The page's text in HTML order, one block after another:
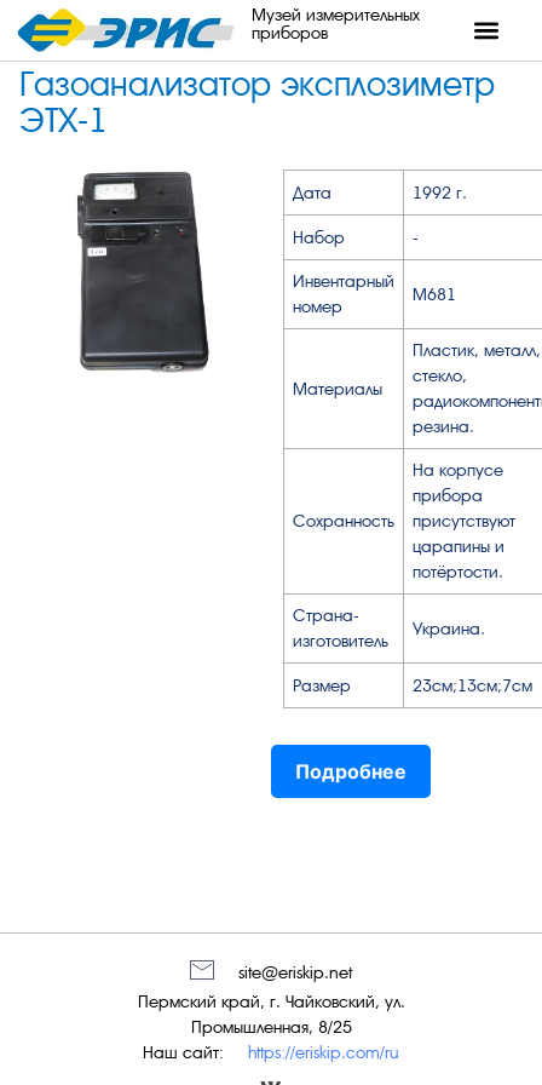
Музей измерительных
приборов
Газоанализатор эксплозиметр
ЭТХ-1
Дата 1992 г.
Набор -
Инвентарный
номер
М681
Материалы
Пластик, металл,
стекло,
резина.
Сохранность
На корпусе
прибора
присутствуют
царапины и
потёртости.
Страна-
изготовитель
Украина.
Размер 23см;13см;7см
Подробнее
Наш сайт: https://eriskip.com/ru
Пермский край, г. Чайковский, ул.
Промышленная, 8/25
site@eriskip.net